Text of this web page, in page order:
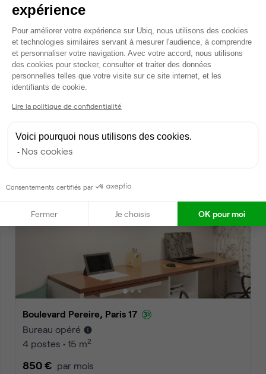
Rue de Saussure, Paris 17
300 postes • 2 530 m
140 000 €
Boulevard Pereire, Paris 17
Bureau opéré
4 postes • 15 m2
850 € par mois
expérience
Plateforme de Gestion du
Pour améliorer votre expérience sur Ubiq, nous utilisons des cookies
et technologies similaires servant à mesurer l'audience, à comprendre
et personnaliser votre navigation. Avec votre accord, nous utilisons
des cookies pour stocker, consulter et traiter des données
personnelles telles que votre visite sur ce site internet, et les
identifiants de cookie.
Lire la politique de confidentialité
Voici pourquoi nous utilisons des cookies.
Nos cookies
Consentements certifiés par
Fermer Je choisis OK pour moi